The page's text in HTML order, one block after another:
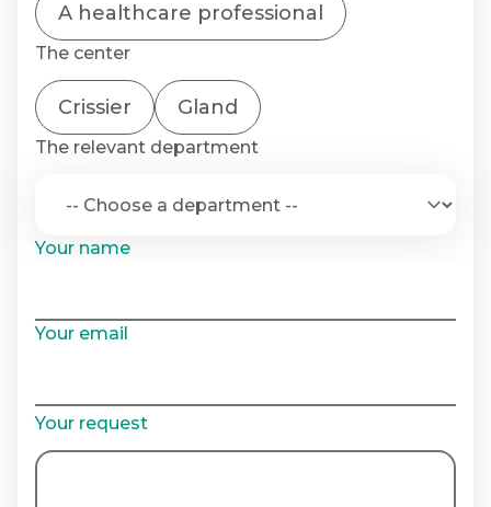
A healthcare professional
The center
Crissier Gland
The relevant department
Your name
Your email
Your request